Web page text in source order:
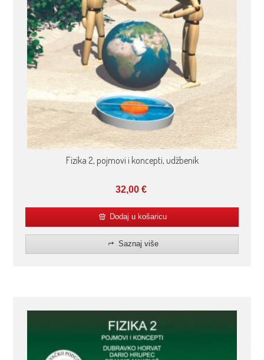
Fizika 2, pojmovi i koncepti, udžbenik
32,00 €
Dodaj u košaricu
Saznaj više